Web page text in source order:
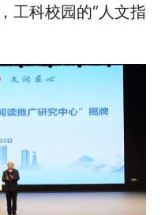
工科校园的“人文指